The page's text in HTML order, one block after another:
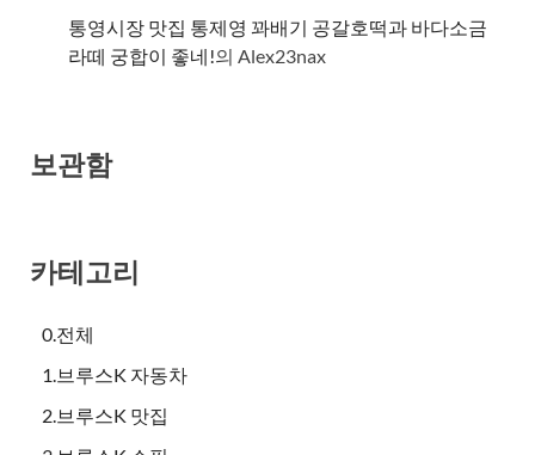
통영시장 맛집 통제영 꽈배기 공갈호떡과 바다소금
라떼 궁합이 좋네!의 Alex23nax
보관함
카테고리
0.전체
1.브루스K 자동차
2.브루스K 맛집